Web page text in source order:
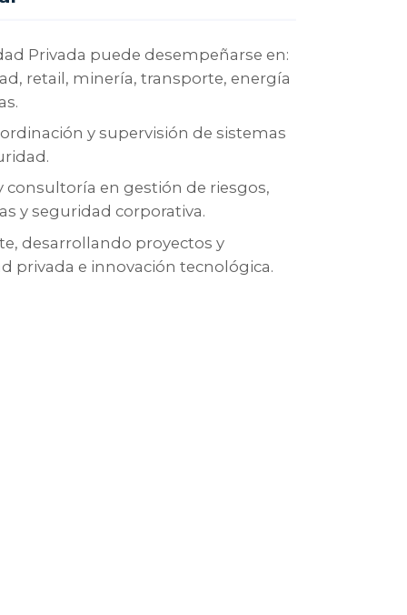
Privada puede desempeñarse en:
retail, minería, transporte, energía
y supervisión de sistemas
consultoría en gestión de riesgos,
y seguridad corporativa.
desarrollando proyectos y
privada e innovación tecnológica.